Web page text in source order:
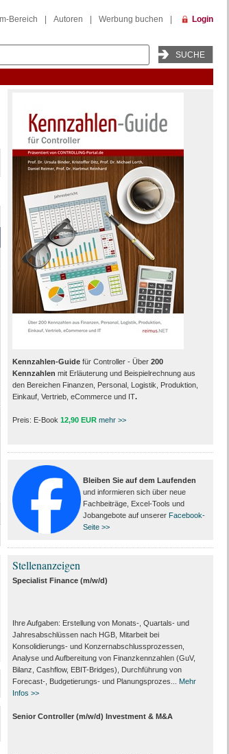
Bereich Autoren Werbung buchen Login
Kennzahlen-Guidefür Controller - Über 200
Kennzahlen mit Erläuterung und Beispielrechnung aus
den Bereichen Finanzen, Personal, Logistik, Produktion,
Einkauf, Vertrieb, eCommerce und IT.
Preis: E-Book 12,90 EUR mehr >>
Bleiben Sie auf dem Laufenden
und informieren sich über neue
Fachbeiträge, Excel-Tools und
Jobangebote auf unserer Facebook-
Seite >>
Stellenanzeigen
Specialist Finance (m/w/d)
Ihre Aufgaben: Erstellung von Monats‑, Quartals‑ und
Jahresabschlüssen nach HGB, Mitarbeit bei
Konsolidierungs‑ und Konzernabschlussprozessen,
Analyse und Aufbereitung von Finanzkennzahlen (GuV,
Bilanz, Cashflow, EBIT-Bridges), Durchführung von
Forecast‑, Budgetierungs‑ und Planungsprozes...
Mehr
Infos >>
Senior Controller (m/w/d) Investment & M&A